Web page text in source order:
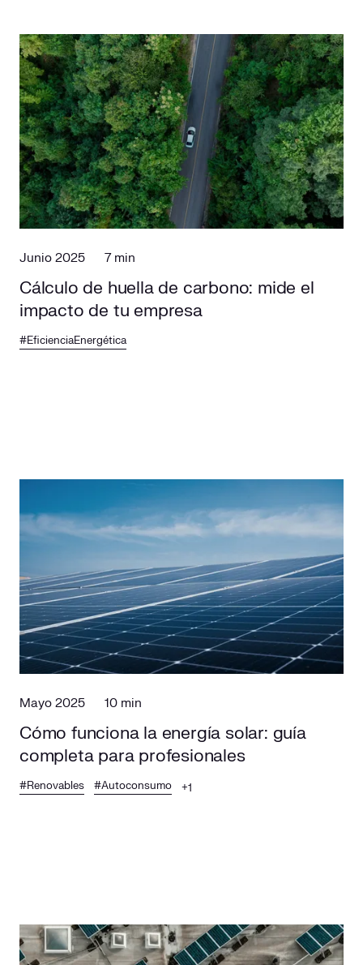
Junio 2025 7 min
Cálculo de huella de carbono: mide el
impacto de tu empresa
#EficienciaEnergética
Mayo 2025 10 min
Cómo funciona la energía solar: guía
completa para profesionales
#Renovables #Autoconsumo +1